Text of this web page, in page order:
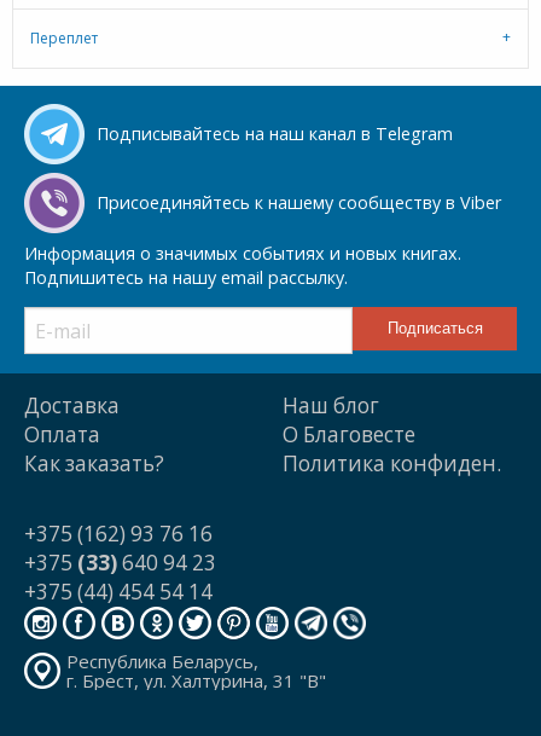
Переплет
Подписывайтесь на наш канал в Telegram
Присоединяйтесь к нашему сообществу в Viber
Информация о значимых событиях и новых книгах.
Подпишитесь на нашу email рассылку.
Доставка
Оплата
Как заказать?
Наш блог
О Благовесте
Политика конфиден.
+375 (162) 93 76 16
+375 (33)640 94 23
+375 (44) 454 54 14
Республика Беларусь,
г. Брест, ул. Халтурина, 31 "В"